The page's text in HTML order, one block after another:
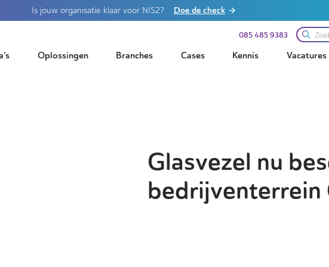
Is jouw organisatie klaar voor NIS2? Doe de check
085 485 9383
Oplossingen Branches Cases Kennis Vacatures
Glasvezel nu
bedrijventerrein